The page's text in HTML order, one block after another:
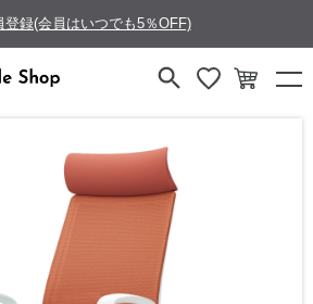
登録(会員はいつでも5％OFF)